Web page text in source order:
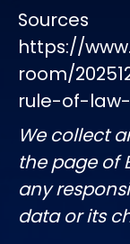
Sources
https://
room/
rule-of-
We collect
the page of
any
data or its